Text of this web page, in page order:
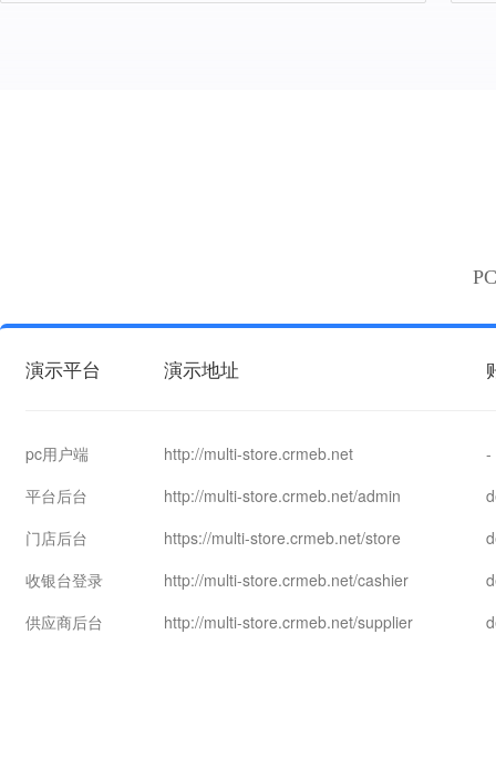
演示平台 演示地址
pc用户端 http://multi-store.crmeb.net
-
平台后台
http://multi-store.crmeb.net/admin
门店后台
https://multi-store.crmeb.net/store
收银台登录
http://multi-store.crmeb.net/cashier
供应商后台
http://multi-store.crmeb.net/supplier